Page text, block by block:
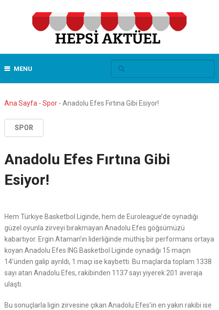
MENU
Ana Sayfa - Spor- Anadolu Efes Fırtına Gibi Esiyor!
SPOR
Anadolu Efes Fırtına Gibi
Esiyor!
Hem Türkiye Basketbol Liginde, hem de Euroleague’de oynadığı
güzel oyunla zirveyi bırakmayan Anadolu Efes göğsümüzü
kabartıyor. Ergin Ataman’ın liderliğinde müthiş bir performans ortaya
koyan Anadolu Efes ING Basketbol Liginde oynadığı 15 maçın
14’ünden galip ayrıldı, 1 maçı ise kaybetti. Bu maçlarda toplam 1338
sayı atan Anadolu Efes, rakibinden 1137 sayı yiyerek 201 averaja
ulaştı.
Bu sonuçlarla ligin zirvesine çıkan Anadolu Efes’in en yakın rakibi ise